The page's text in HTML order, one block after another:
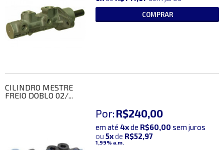
COMPRAR
CILINDRO MESTRE
FREIO DOBLO 02/...
Por: R$240,00
em até 4xde R$60,00 sem juros
ou 5xde R$52,97
1,99% a.m.